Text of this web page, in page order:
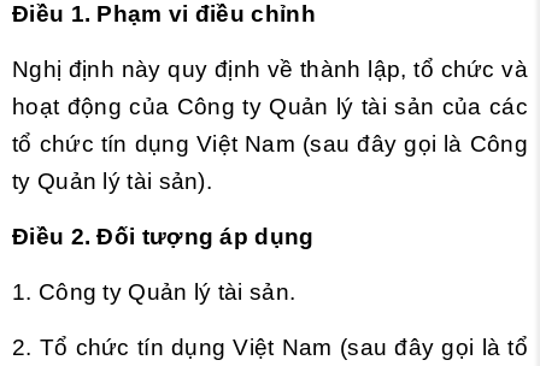
Điều 1. Phạm vi điều chỉnh
Nghị định này quy định về thành lập, tổ chức và
hoạt động của Công ty Quản lý tài sản của các
tổ chức tín dụng Việt Nam (sau đây gọi là Công
ty Quản lý tài sản).
Điều 2. Đối tượng áp dụng
1. Công ty Quản lý tài sản.
2. Tổ chức tín dụng Việt Nam (sau đây gọi là tổ